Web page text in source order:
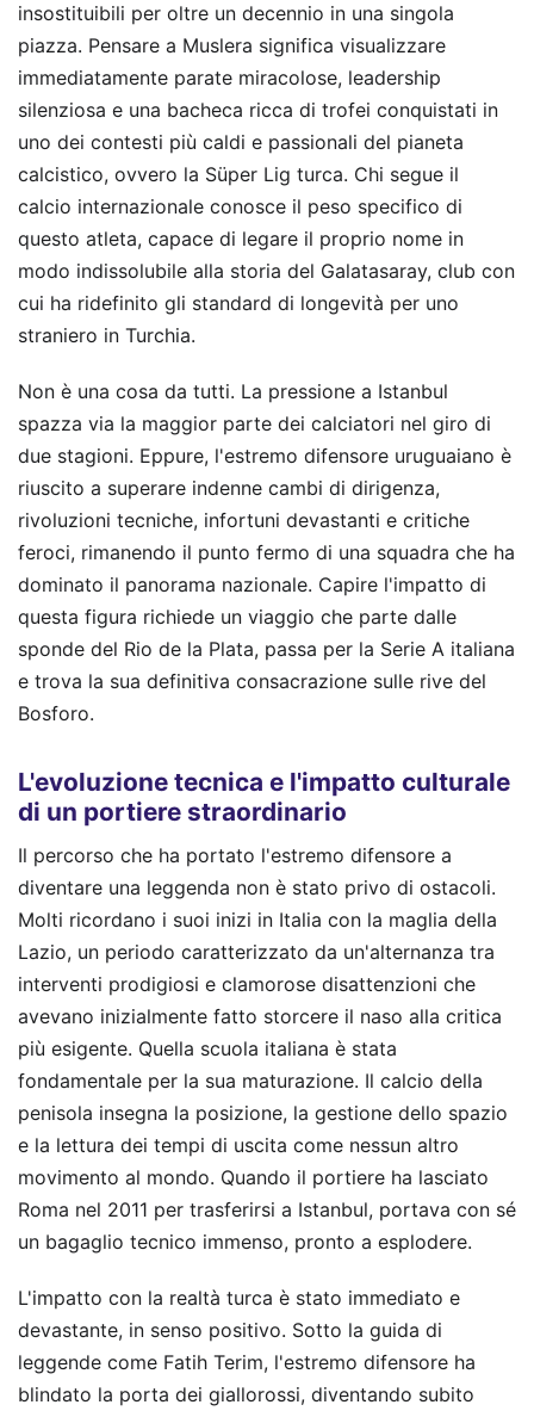
insostituibili per oltre un decennio in una singola
piazza. Pensare a Muslera significa visualizzare
immediatamente parate miracolose, leadership
silenziosa e una bacheca ricca di trofei conquistati in
uno dei contesti più caldi e passionali del pianeta
calcistico, ovvero la Süper Lig turca. Chi segue il
calcio internazionale conosce il peso specifico di
questo atleta, capace di legare il proprio nome in
modo indissolubile alla storia del Galatasaray, club con
cui ha ridefinito gli standard di longevità per uno
straniero in Turchia.
Non è una cosa da tutti. La pressione a Istanbul
spazza via la maggior parte dei calciatori nel giro di
due stagioni. Eppure, l'estremo difensore uruguaiano è
riuscito a superare indenne cambi di dirigenza,
rivoluzioni tecniche, infortuni devastanti e critiche
feroci, rimanendo il punto fermo di una squadra che ha
dominato il panorama nazionale. Capire l'impatto di
questa figura richiede un viaggio che parte dalle
sponde del Rio de la Plata, passa per la Serie A italiana
e trova la sua definitiva consacrazione sulle rive del
Bosforo.
L'evoluzione tecnica e l'impatto culturale
di un portiere straordinario
Il percorso che ha portato l'estremo difensore a
diventare una leggenda non è stato privo di ostacoli.
Molti ricordano i suoi inizi in Italia con la maglia della
Lazio, un periodo caratterizzato da un'alternanza tra
interventi prodigiosi e clamorose disattenzioni che
avevano inizialmente fatto storcere il naso alla critica
più esigente. Quella scuola italiana è stata
fondamentale per la sua maturazione. Il calcio della
penisola insegna la posizione, la gestione dello spazio
e la lettura dei tempi di uscita come nessun altro
movimento al mondo. Quando il portiere ha lasciato
Roma nel 2011 per trasferirsi a Istanbul, portava con sé
un bagaglio tecnico immenso, pronto a esplodere.
L'impatto con la realtà turca è stato immediato e
devastante, in senso positivo. Sotto la guida di
leggende come Fatih Terim, l'estremo difensore ha
blindato la porta dei giallorossi, diventando subito